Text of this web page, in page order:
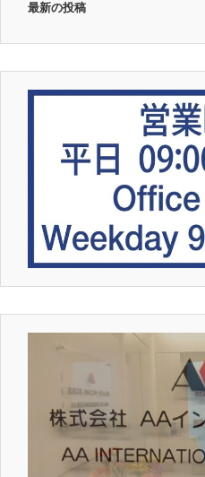
最新の投稿